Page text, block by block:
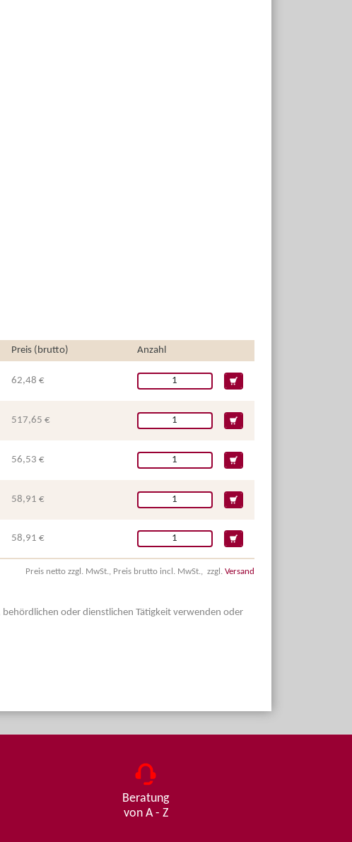
Preis (brutto) Anzahl
62,48 €
517,65 €
56,53 €
58,91 €
58,91 €
Preis netto zzgl. MwSt., Preis brutto incl. MwSt., zzgl. Versand
oder dienstlichen Tätigkeit verwenden oder
Beratung
von A - Z